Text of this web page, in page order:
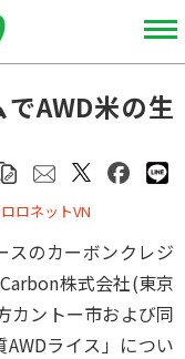
AWD米の生
ロネットVN
のカーボンクレジ
株式会社(東京
カントー市および同
ライス」につい